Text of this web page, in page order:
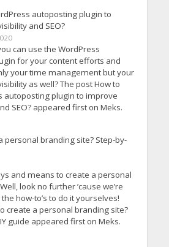
autoposting plugin to
and SEO?
can use the WordPress
for your content efforts and
your time management but your
as well? The post How to
autoposting plugin to improve
SEO? appeared first on Meks.
personal branding site? Step-by-
and means to create a personal
look no further ’cause we’re
how-to’s to do it yourselves!
create a personal branding site?
guide appeared first on Meks.